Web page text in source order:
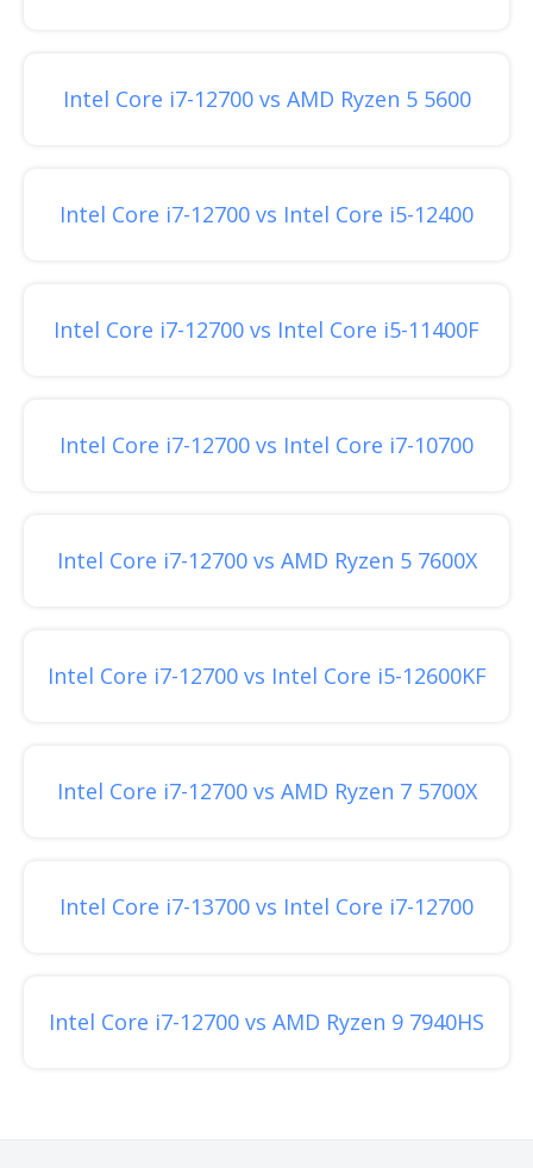
Intel Core i7-12700 vs AMD Ryzen 5 5600
Intel Core i7-12700 vs Intel Core i5-12400
Intel Core i7-12700 vs Intel Core i5-11400F
Intel Core i7-12700 vs Intel Core i7-10700
Intel Core i7-12700 vs AMD Ryzen 5 7600X
Intel Core i7-12700 vs Intel Core i5-12600KF
Intel Core i7-12700 vs AMD Ryzen 7 5700X
Intel Core i7-13700 vs Intel Core i7-12700
Intel Core i7-12700 vs AMD Ryzen 9 7940HS